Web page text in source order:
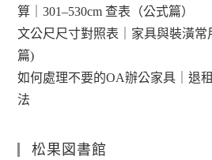
算｜301–530cm 查表（公式篇）
文公尺尺寸對照表｜家具與裝潢常
篇)
如何處理不要的OA辦公家具｜退
法
松果図書館